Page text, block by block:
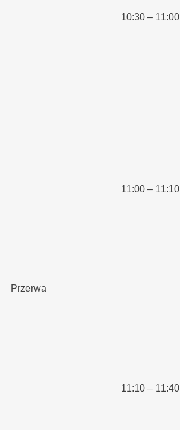
10:30 – 11:00
11:00 – 11:10
Przerwa
11:10 – 11:40